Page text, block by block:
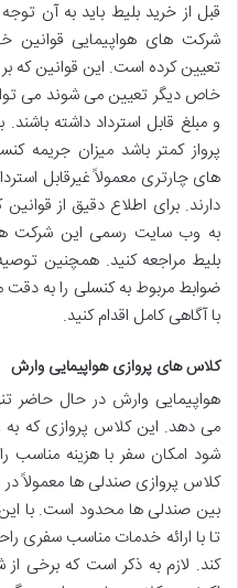
قبل از خرید بلیط باید به آن
شرکت های هواپیمایی قوانین
تعیین کرده است. این قوانین که
خاص دیگر تعیین می شوند می
و مبلغ قابل استرداد داشته
پرواز کمتر باشد میزان جریمه
های چارتری معمولاً غیرقابل
دارند. برای اطلاع دقیق از
به وب سایت رسمی این شرکت
بلیط مراجعه کنید. همچنین
ضوابط مربوط به کنسلی را به دقت
با آگاهی کامل اقدام کنید.
کلاس های پروازی هواپیمایی وارش
هواپیمایی وارش در حال حاضر
می دهد. این کلاس پروازی که به
شود امکان سفر با هزینه مناسب
کلاس پروازی صندلی ها معمولاً
بین صندلی ها محدود است. با
تا با ارائه خدمات مناسب سفری
کند. لازم به ذکر است که برخی